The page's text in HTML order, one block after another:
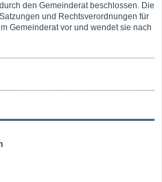
den Gemeinderat beschlossen. Die
und Rechtsverordnungen für
Gemeinderat vor und wendet sie nach